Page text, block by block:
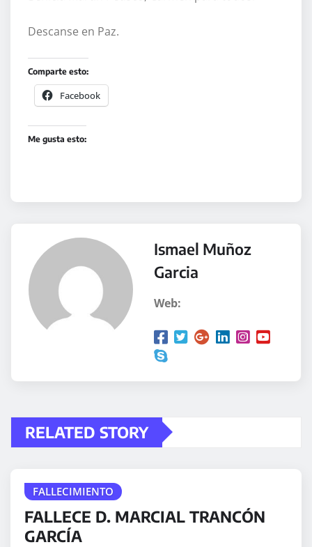
Descanse en Paz.
Comparte esto:
Facebook
Me gusta esto:
Ismael Muñoz
Garcia
Web:
RELATED STORY
FALLECIMIENTO
FALLECE D. MARCIAL TRANCÓN
GARCÍA